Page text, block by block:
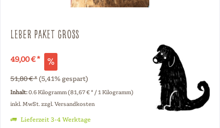
Leber Paket Groß
49,00 € *
51,80 € *(5,41% gespart)
Inhalt:0.6 Kilogramm (81,67 € * / 1 Kilogramm)
inkl. MwSt. zzgl. Versandkosten
Lieferzeit 3-4 Werktage